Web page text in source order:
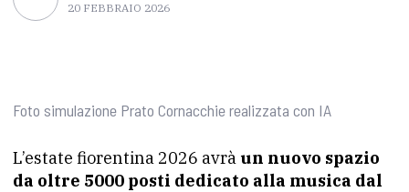
20 FEBBRAIO 2026
Foto simulazione Prato Cornacchie realizzata con IA
L’estate fiorentina 2026 avrà un nuovo spazio
da oltre 5000 posti dedicato alla musica dal